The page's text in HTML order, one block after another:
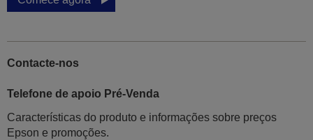
Contacte-nos
Telefone de apoio Pré-Venda
Características do produto e informações sobre preços
Epson e promoções.